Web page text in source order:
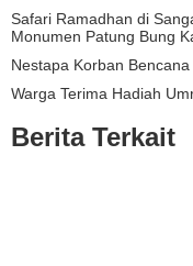
Safari Ramadhan di
Monumen Patung Bung
Nestapa Korban
Warga Terima Hadiah
Berita Terkait